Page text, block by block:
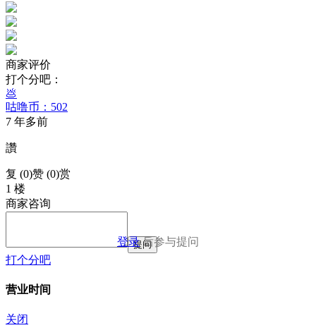
商家评价
打个分吧：
💩
咕噜币：502
7 年多前
讚
复 (0)赞 (0)赏
1 楼
商家咨询
登录后参与提问
提问
打个分吧
营业时间
关闭